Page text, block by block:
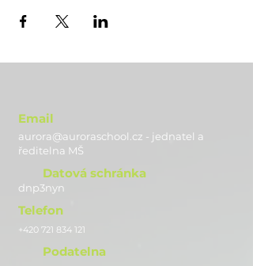
Email
aurora@auroraschool.cz - jednatel a
ředitelna MŠ
Datová schránka
dnp3nyn
Telefon
+420 721 834 121
Podatelna